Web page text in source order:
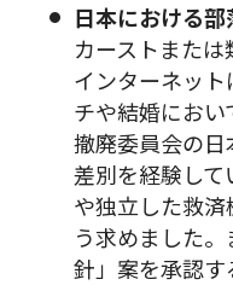
日本における部
カーストまた
インターネッ
チや結婚にお
撤廃委員会の
差別を経験し
や独立した救
う求めました
針」案を承認す